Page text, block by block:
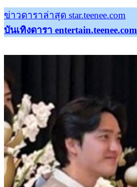
ข่าวดาราล่าสุด star.teenee.com
บันเทิงดารา entertain.teenee.com